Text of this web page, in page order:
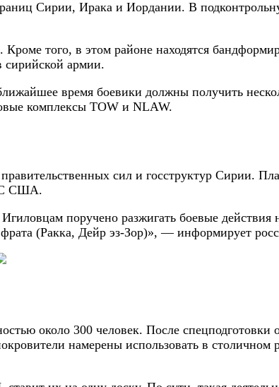
Сирии, Ирака и Иордании. В
того, в этом районе находятся
сирийской армии.
время боевики должны получить
комплексы TOW и NLAW.
сил и госструктур Сирии.
США.
поручено разжигать боевые действия
(Ракка, Дейр эз-Зор)», — информирует
около 300 человек. После спецподготовки
намерены использовать в столичном